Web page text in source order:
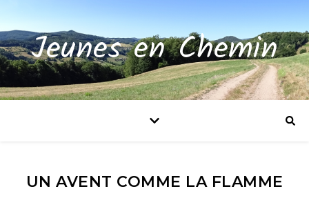
Jeunes en Chemin
UN AVENT COMME LA FLAMME